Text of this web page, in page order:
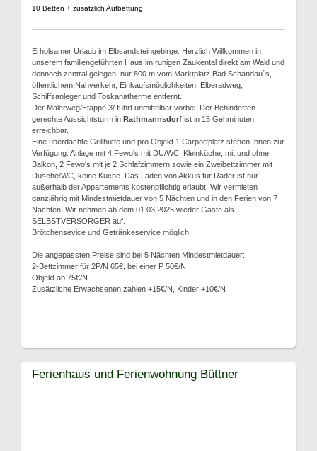
10 Betten + zusätzlich Aufbettung
Erholsamer Urlaub im Elbsandsteingebirge. Herzlich Willkommen in
unserem familiengeführten Haus im ruhigen Zaukental direkt am Wald und
dennoch zentral gelegen, nur 800 m vom Marktplatz Bad Schandau´s,
öffentlichem Nahverkehr, Einkaufsmöglichkeiten, Elberadweg,
Schiffsanleger und Toskanatherme entfernt.
Der Malerweg/Etappe 3/ führt unmittelbar vorbei. Der Behinderten
gerechte Aussichtsturm in Rathmannsdorf ist in 15 Gehminuten
erreichbar.
Eine überdachte Grillhütte und pro Objekt 1 Carportplatz stehen Ihnen zur
Verfügung. Anlage mit 4 Fewo's mit DU/WC, Kleinküche, mit und ohne
Balkon, 2 Fewo's mit je 2 Schlafzimmern sowie ein Zweibettzimmer mit
Dusche/WC, keine Küche. Das Laden von Akkus für Räder ist nur
außerhalb der Appartements kostenpflichtig erlaubt. Wir vermieten
ganzjährig mit Mindestmietdauer von 5 Nächten und in den Ferien von 7
Nächten. Wir nehmen ab dem 01.03.2025 wieder Gäste als
SELBSTVERSORGER auf.
Brötchensevice und Getränkeservice möglich.
Die angepassten Preise sind bei 5 Nächten Mindestmietdauer:
2-Bettzimmer für 2P/N 65€, bei einer P 50€/N
Objekt ab 75€/N
Zusätzliche Erwachsenen zahlen +15€/N, Kinder +10€/N
Ferienhaus und Ferienwohnung Büttner